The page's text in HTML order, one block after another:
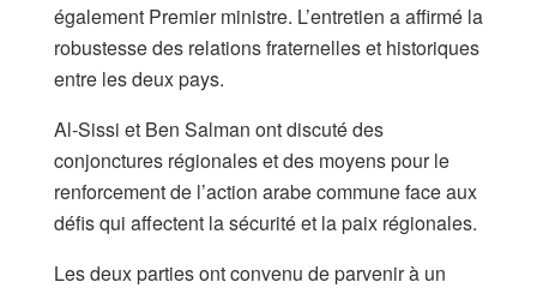
également Premier ministre. L’entretien a affirmé la
robustesse des relations fraternelles et historiques
entre les deux pays.
Al-Sissi et Ben Salman ont discuté des
conjonctures régionales et des moyens pour le
renforcement de l’action arabe commune face aux
défis qui affectent la sécurité et la paix régionales.
Les deux parties ont convenu de parvenir à un